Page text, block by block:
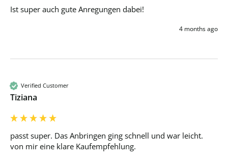
Ist super auch gute Anregungen dabei!
4 months ago
Verified Customer
Tiziana
passt super. Das Anbringen ging schnell und war leicht.
von mir eine klare Kaufempfehlung.